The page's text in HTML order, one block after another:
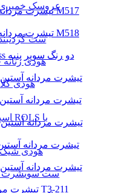
عروسک خمیری
ست
هودی
هودی شیک
ست سویشرت
تیشرت مردانه مخمل کبریتی سه رنگ مدل M517
تیشرت مردانه مخمل کبریتی سه رنگ مدل M518
تیشرت مردانه برند think less دو رنگ سوپر پنبه
تیشرت مردانه
تیشرت مردانه آستین
تیشرت مردانه
تیشرت مردانه
تیشرت مردانه آستین
تیشرت مردانه دو رنگ اسپورت مدل T3-211